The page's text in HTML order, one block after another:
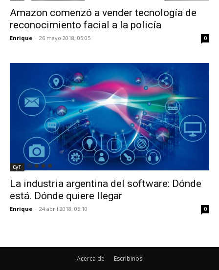
Amazon comenzó a vender tecnología de
reconocimiento facial a la policía
Enrique - 26 mayo 2018, 05:05 0
CyT
La industria argentina del software: Dónde
está. Dónde quiere llegar
Enrique - 24 abril 2018, 05:10 0
Acerca de Escribinos